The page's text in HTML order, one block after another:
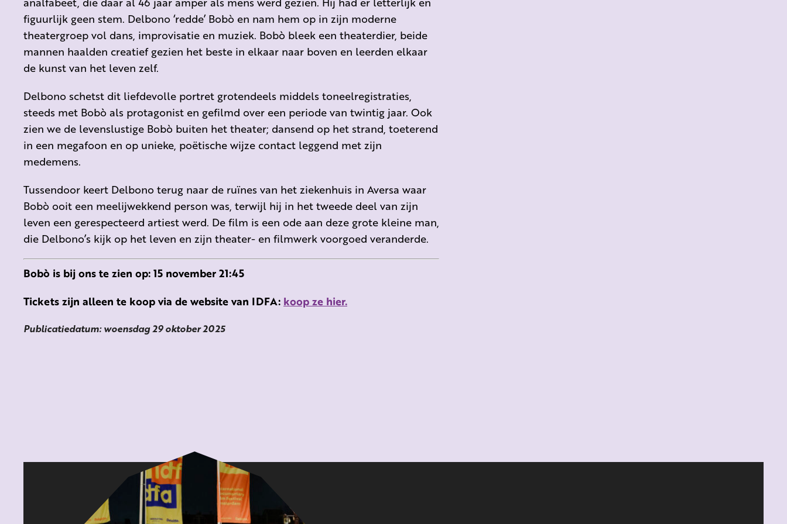
figuurlijk geen stem. Delbono ‘redde’ Bobò en nam hem op in zijn moderne
theatergroep vol dans, improvisatie en muziek. Bobò bleek een theaterdier, beide
mannen haalden creatief gezien het beste in elkaar naar boven en leerden elkaar
de kunst van het leven zelf.
Delbono schetst dit liefdevolle portret grotendeels middels toneelregistraties,
steeds met Bobò als protagonist en gefilmd over een periode van twintig jaar. Ook
zien we de levenslustige Bobò buiten het theater; dansend op het strand, toeterend
in een megafoon en op unieke, poëtische wijze contact leggend met zijn
medemens.
Tussendoor keert Delbono terug naar de ruïnes van het ziekenhuis in Aversa waar
Bobò ooit een meelijwekkend person was, terwijl hij in het tweede deel van zijn
leven een gerespecteerd artiest werd. De film is een ode aan deze grote kleine man,
die Delbono’s kijk op het leven en zijn theater- en filmwerk voorgoed veranderde.
Bobò is bij ons te zien op: 15 november 21:45
Tickets zijn alleen te koop via de website van IDFA: koop ze hier.
Publicatiedatum: woensdag 29 oktober 2025